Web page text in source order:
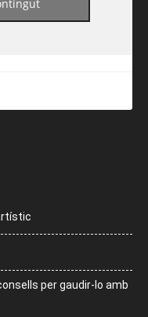
per gaudir-lo amb